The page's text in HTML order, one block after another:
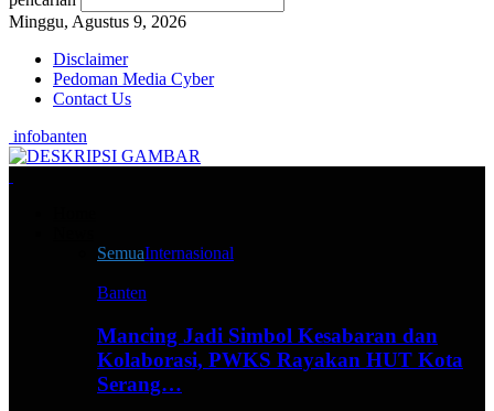
Minggu, Agustus 9, 2026
Disclaimer
Pedoman Media Cyber
Contact Us
infobanten
SemuaInternasional
Banten
Mancing Jadi Simbol Kesabaran dan
Kolaborasi, PWKS Rayakan HUT Kota
Serang…